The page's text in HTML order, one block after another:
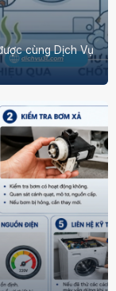
cùng Dịch Vụ